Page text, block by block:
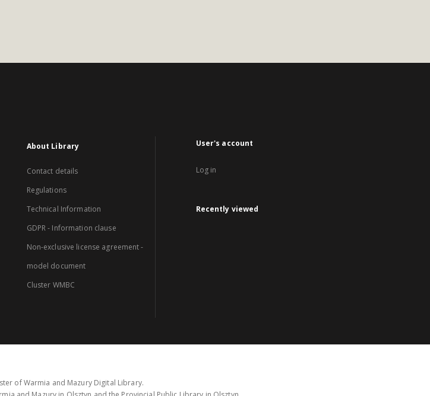
About Library
Contact details
Regulations
Technical Information
GDPR - Information clause
Non-exclusive license agreement -
model document
Cluster WMBC
User's account
Log in
Recently viewed
of Warmia and Mazury Digital Library.